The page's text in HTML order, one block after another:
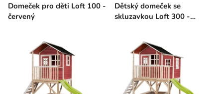
Domeček pro děti Loft 100 -
červený
Dětský domeček se
skluzavkou Loft 300 -